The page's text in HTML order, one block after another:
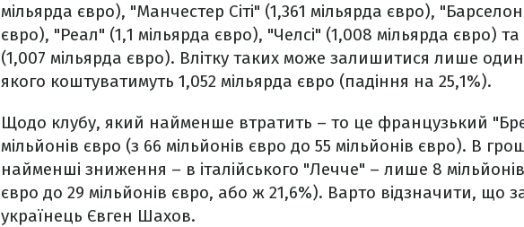
мільярда євро), "Манчестер Сіті" (1,361 мільярда євро),
євро), "Реал" (1,1 мільярда євро), "Челсі" (1,008 мільярда євро)
(1,007 мільярда євро). Влітку таких може залишитися лише
якого коштуватимуть 1,052 мільярда євро (падіння на 25,1%).
Щодо клубу, який найменше втратить – то це французький
мільйонів євро (з 66 мільйонів євро до 55 мільйонів євро). В
найменші зниження – в італійського "Лечче" – лише 8 мільйонів
євро до 29 мільйонів євро, або ж 21,6%). Варто відзначити, що
українець Євген Шахов.